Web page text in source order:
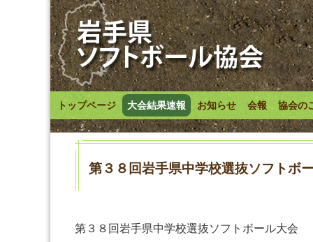
トップページ 大会結果速報 お知らせ 会報 協会の
第３８回岩手県中学校選抜ソフトボ
第３８回岩手県中学校選抜ソフトボール大会